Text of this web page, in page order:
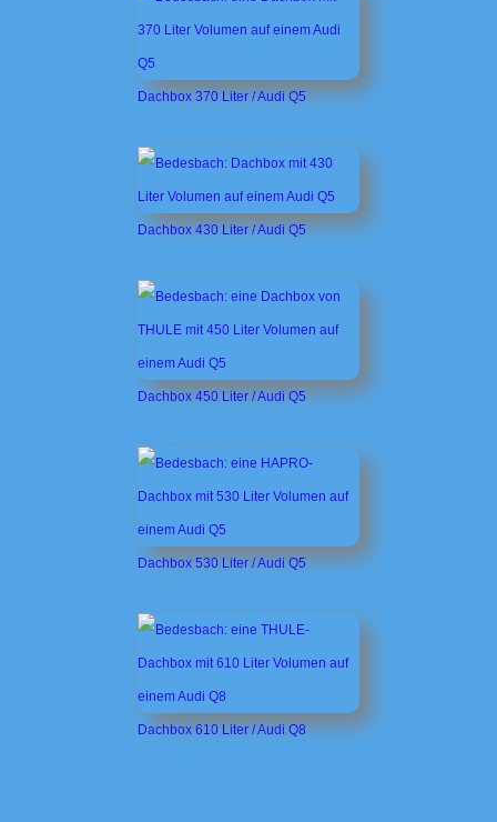
Dachbox 370 Liter / Audi Q5
Dachbox 430 Liter / Audi Q5
Dachbox 450 Liter / Audi Q5
Dachbox 530 Liter / Audi Q5
Dachbox 610 Liter / Audi Q8